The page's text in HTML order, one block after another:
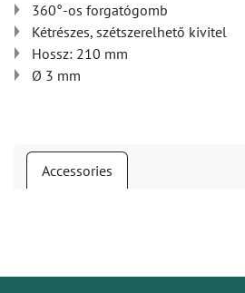
360°-os forgatógomb
Kétrészes, szétszerelhető kivitel
Hossz: 210 mm
Ø 3 mm
Accessories